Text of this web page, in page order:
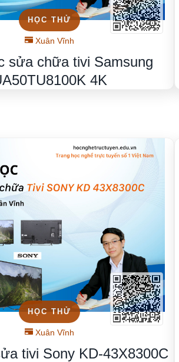
HỌC THỬ
Xuân Vĩnh
sửa chữa tivi Samsung
4K
HỌC THỬ
Xuân Vĩnh
tivi Sony KD-43X8300C